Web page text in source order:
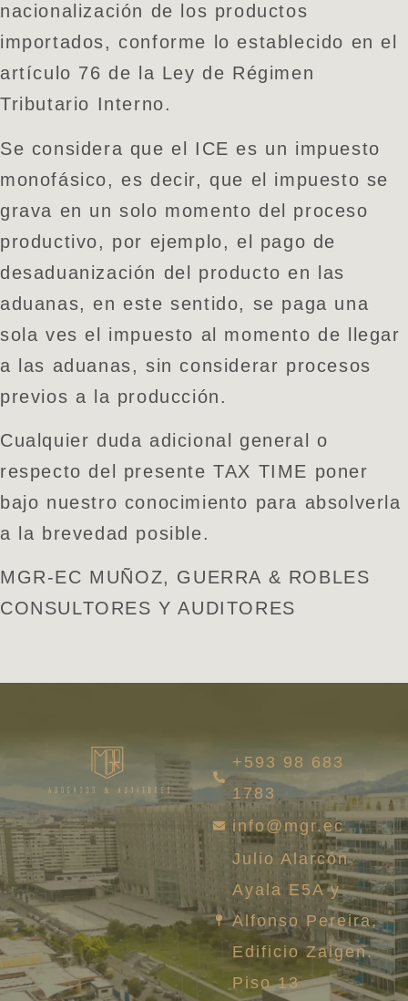
nacionalización de los productos
importados, conforme lo establecido en el
artículo 76 de la Ley de Régimen
Tributario Interno.
Se considera que el ICE es un impuesto
monofásico, es decir, que el impuesto se
grava en un solo momento del proceso
productivo, por ejemplo, el pago de
desaduanización del producto en las
aduanas, en este sentido, se paga una
sola ves el impuesto al momento de llegar
a las aduanas, sin considerar procesos
previos a la producción.
Cualquier duda adicional general o
respecto del presente TAX TIME poner
bajo nuestro conocimiento para absolverla
a la brevedad posible.
MGR-EC MUÑOZ, GUERRA & ROBLES
CONSULTORES Y AUDITORES
+593 98 683
1783
info@mgr.ec
Julio Alarcón
Ayala E5A y
Alfonso Pereira,
Edificio Zaigen.
Piso 13